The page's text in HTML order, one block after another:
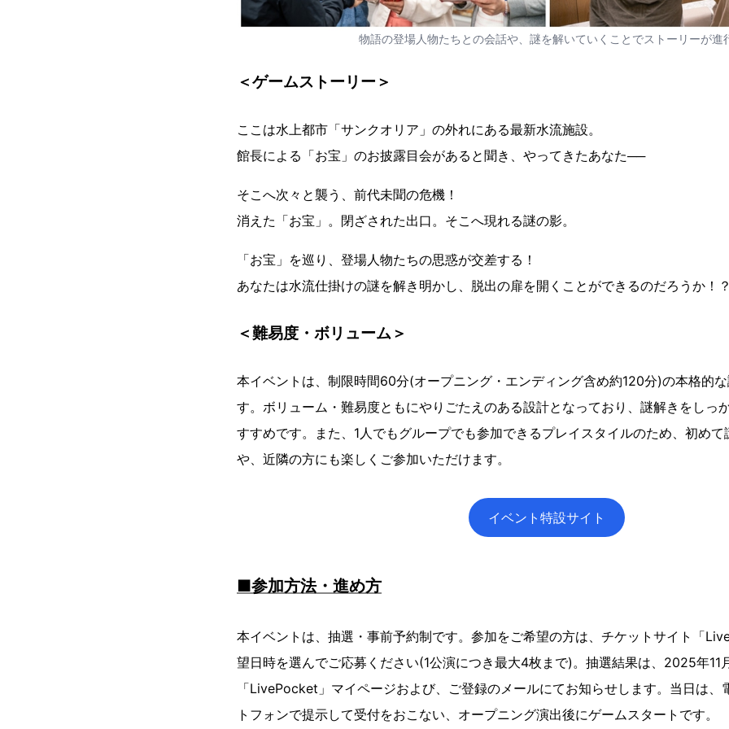
物語の登場人物たちとの会話や、謎を解いていくことでストーリーが進
＜ゲームストーリー＞
ここは水上都市「サンクオリア」の外れにある最新水流施設。
館長による「お宝」のお披露目会があると聞き、やってきたあなた──
そこへ次々と襲う、前代未聞の危機！
消えた「お宝」。閉ざされた出口。そこへ現れる謎の影。
「お宝」を巡り、登場人物たちの思惑が交差する！
あなたは水流仕掛けの謎を解き明かし、脱出の扉を開くことができるのだろうか！
＜難易度・ボリューム＞
本イベントは、制限時間60分(オープニング・エンディング含め約120分)の本格的
す。ボリューム・難易度ともにやりごたえのある設計となっており、謎解きをしっ
すすめです。また、1人でもグループでも参加できるプレイスタイルのため、初め
や、近隣の方にも楽しくご参加いただけます。
イベント特設サイト
■参加方法・進め方
本イベントは、抽選・事前予約制です。参加をご希望の方は、チケットサイト「
望日時を選んでご応募ください(1公演につき最大4枚まで)。抽選結果は、2025年11
「LivePocket」マイページおよび、ご登録のメールにてお知らせします。当日は、
トフォンで提示して受付をおこない、オープニング演出後にゲームスタートです。